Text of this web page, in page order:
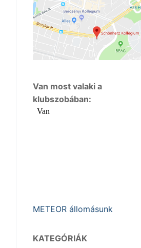
Van most valaki a
klubszobában:
METEOR állomásunk
KATEGÓRIÁK